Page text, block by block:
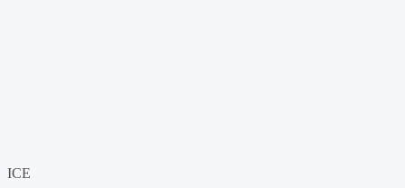
ICE